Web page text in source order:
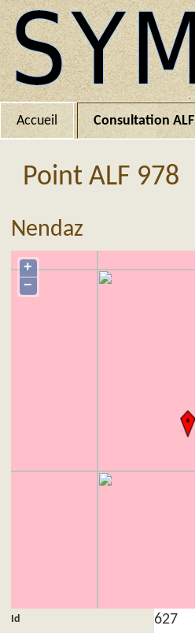
Accueil Consultation ALF
Point ALF 978
Nendaz
+
−
Id 627